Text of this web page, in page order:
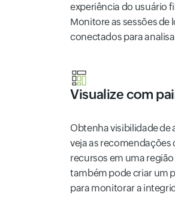
experiência do usuário
Monitore as sessões de
conectados para
Visualize com
Obtenha visibilidade de
veja as recomendações
recursos em uma
também pode criar um
para monitorar a